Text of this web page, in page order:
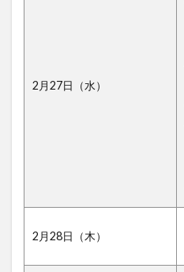
2月27日（水）
2月28日（木）